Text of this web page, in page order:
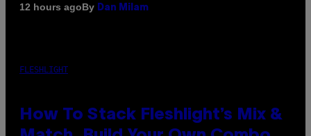
12 hours agoBy Dan Milam
FLESHLIGHT
How To Stack Fleshlight’s Mix &